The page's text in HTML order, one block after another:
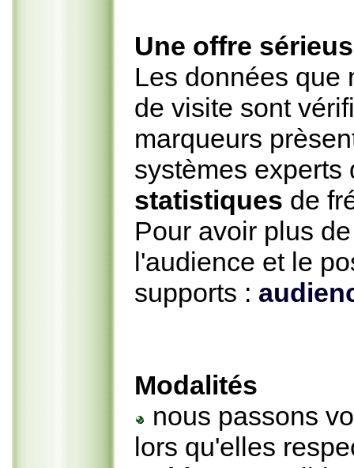
Une offre
Les données que
de visite sont
marqueurs
systèmes experts
statistiques de
Pour avoir plus
l'audience et le
supports :
Modalités
nous passons
lors qu'elles